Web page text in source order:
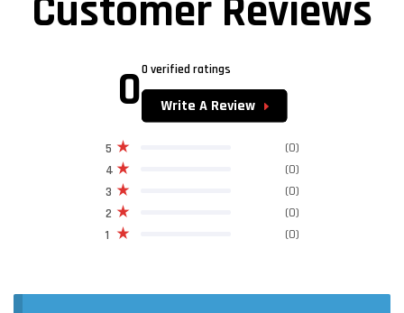
00 verified ratings
Write A Review
1 (0)
2 (0)
3 (0)
4 (0)
5 (0)